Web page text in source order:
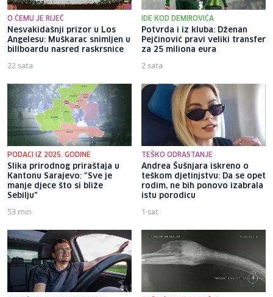
O ČEMU JE RIJEČ
Nesvakidašnji prizor u Los
Angelesu: Muškarac snimljen u
billboardu nasred raskrsnice
22 sata
IDE KOD DEMIROVIĆA
Potvrda i iz kluba: Dženan
Pejčinović pravi veliki transfer
za 25 miliona eura
2 sata
PODACI IZ 2025. GODINE
Slika prirodnog priraštaja u
Kantonu Sarajevo: "Sve je
manje djece što si bliže
Sebilju"
53 min
TEŠKO ODRASTANJE
Andrea Šušnjara iskreno o
teškom djetinjstvu: Da se opet
rodim, ne bih ponovo izabrala
istu porodicu
1 sat